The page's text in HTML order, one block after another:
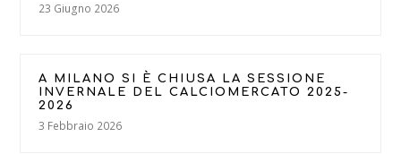
23 Giugno 2026
A MILANO SI È CHIUSA LA SESSIONE
INVERNALE DEL CALCIOMERCATO 2025-
2026
3 Febbraio 2026